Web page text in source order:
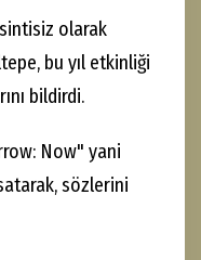
olarak
bu yıl etkinliği
bildirdi.
Now" yani
sözlerini